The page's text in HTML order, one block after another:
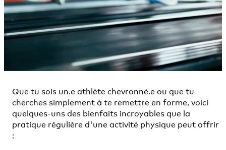
Que tu sois un.e athlète chevronné.e ou que tu
cherches simplement à te remettre en forme, voici
quelques-uns des bienfaits incroyables que la
pratique régulière d'une activité physique peut offrir
: